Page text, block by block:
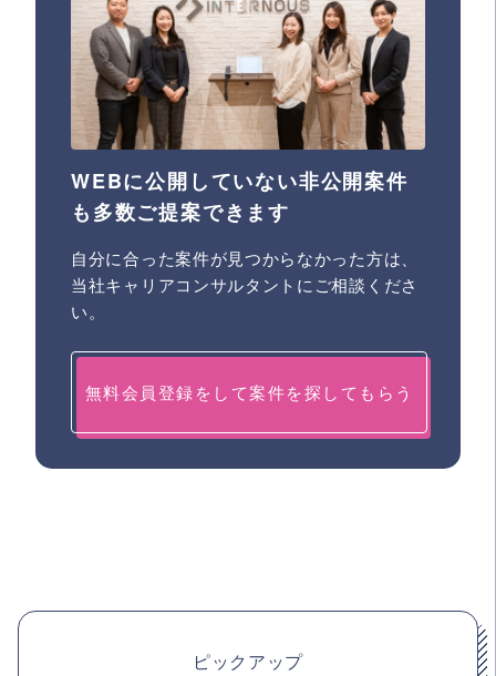
WEBに公開していない非公開案件
も多数ご提案できます
自分に合った案件が見つからなかった方は、
当社キャリアコンサルタントにご相談くださ
い。
無料会員登録をして案件を探してもらう
ピックアップ